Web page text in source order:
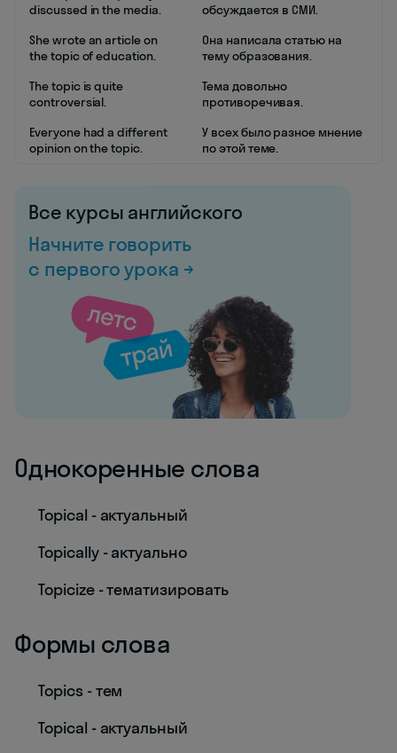
discussed in the media.
обсуждается в СМИ.
She wrote an article on
the topic of education.
Она написала статью на
тему образования.
The topic is quite
controversial.
Тема довольно
противоречивая.
Everyone had a different
opinion on the topic.
У всех было разное мнение
по этой теме.
Все курсы английского
Начните говорить
с первого урока →
Однокоренные слова
Topical - актуальный
Topically - актуально
Topicize - тематизировать
Формы слова
Topics - тем
Topical - актуальный